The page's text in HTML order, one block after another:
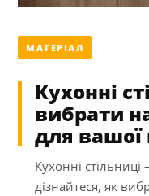
МАТЕРІАЛ
Кухонні
вибрати
для вашої
Кухонні
дізнайтеся, як